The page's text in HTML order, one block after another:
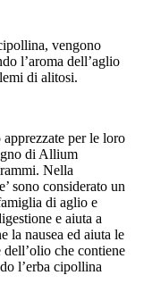
vengono
l’aroma dell’aglio
di alitosi.
per le loro
di Allium
Nella
sono considerato un
di aglio e
e aiuta a
la nausea ed aiuta le
che contiene
l’erba cipollina